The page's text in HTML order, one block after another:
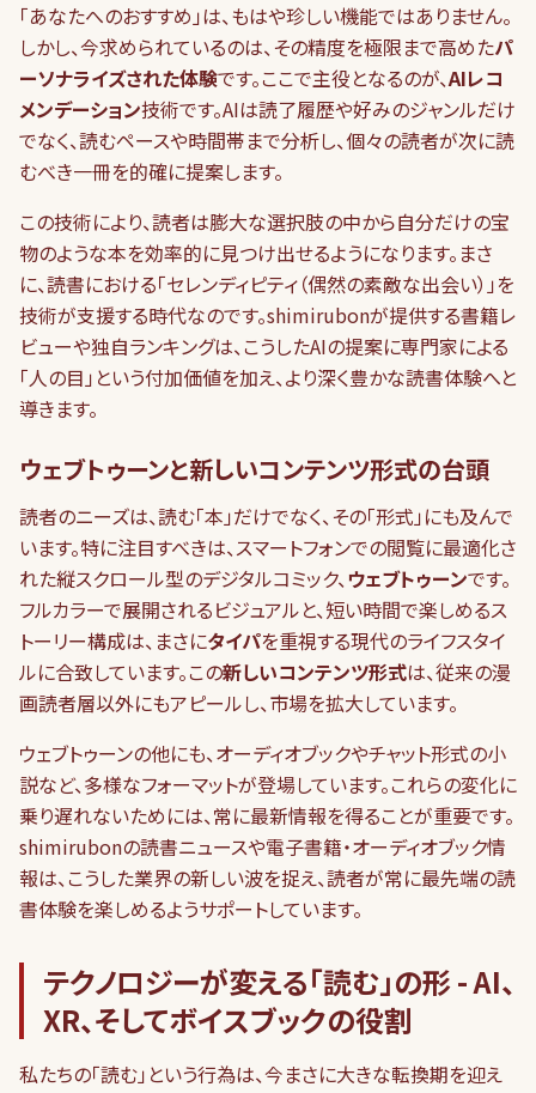
「あなたへのおすすめ」は、もはや珍しい機能ではありません。
しかし、今求められているのは、その精度を極限まで高めたパ
ーソナライズされた体験です。ここで主役となるのが、AIレコ
メンデーション技術です。AIは読了履歴や好みのジャンルだけ
でなく、読むペースや時間帯まで分析し、個々の読者が次に読
むべき一冊を的確に提案します。
この技術により、読者は膨大な選択肢の中から自分だけの宝
物のような本を効率的に見つけ出せるようになります。まさ
に、読書における「セレンディピティ（偶然の素敵な出会い）」を
技術が支援する時代なのです。shimirubonが提供する書籍レ
ビューや独自ランキングは、こうしたAIの提案に専門家による
「人の目」という付加価値を加え、より深く豊かな読書体験へと
導きます。
ウェブトゥーンと新しいコンテンツ形式の台頭
読者のニーズは、読む「本」だけでなく、その「形式」にも及んで
います。特に注目すべきは、スマートフォンでの閲覧に最適化さ
れた縦スクロール型のデジタルコミック、ウェブトゥーンです。
フルカラーで展開されるビジュアルと、短い時間で楽しめるス
トーリー構成は、まさにタイパを重視する現代のライフスタイ
ルに合致しています。この新しいコンテンツ形式は、従来の漫
画読者層以外にもアピールし、市場を拡大しています。
ウェブトゥーンの他にも、オーディオブックやチャット形式の小
説など、多様なフォーマットが登場しています。これらの変化に
乗り遅れないためには、常に最新情報を得ることが重要です。
shimirubonの読書ニュースや電子書籍・オーディオブック情
報は、こうした業界の新しい波を捉え、読者が常に最先端の読
書体験を楽しめるようサポートしています。
テクノロジーが変える「読む」の形 - AI、
XR、そしてボイスブックの役割
私たちの「読む」という行為は、今まさに大きな転換期を迎え